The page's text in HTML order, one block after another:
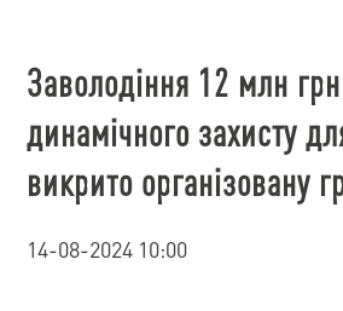
Заволодіння 12 млн грн
динамічного захисту
викрито організовану
14-08-2024 10:00